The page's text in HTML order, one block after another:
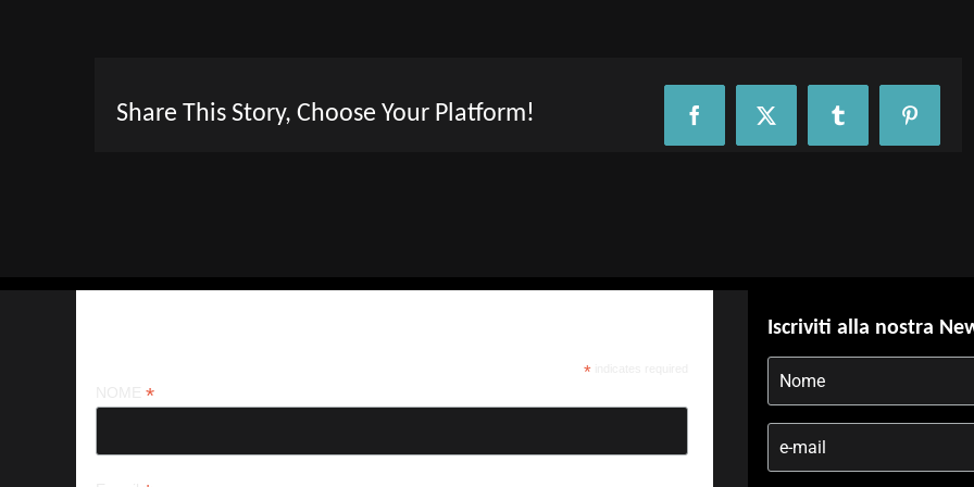
Share This Story, Choose Your Platform! FacebookX Tumblr Pinterest
*
*
Iscriviti alla nostra